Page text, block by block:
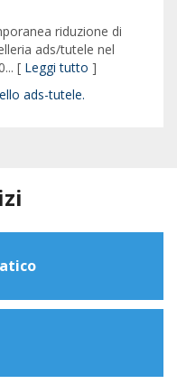
riduzione di
ads/tutele nel
[ Leggi tutto ]
ads-tutele.